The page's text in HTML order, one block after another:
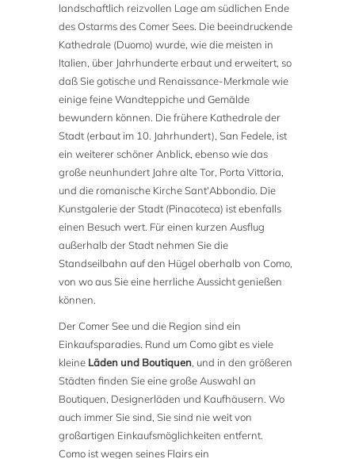
landschaftlich reizvollen Lage am südlichen Ende
des Ostarms des Comer Sees. Die beeindruckende
Kathedrale (Duomo) wurde, wie die meisten in
Italien, über Jahrhunderte erbaut und erweitert, so
daß Sie gotische und Renaissance-Merkmale wie
einige feine Wandteppiche und Gemälde
bewundern können. Die frühere Kathedrale der
Stadt (erbaut im 10. Jahrhundert), San Fedele, ist
ein weiterer schöner Anblick, ebenso wie das
große neunhundert Jahre alte Tor, Porta Vittoria,
und die romanische Kirche Sant'Abbondio. Die
Kunstgalerie der Stadt (Pinacoteca) ist ebenfalls
einen Besuch wert. Für einen kurzen Ausflug
außerhalb der Stadt nehmen Sie die
Standseilbahn auf den Hügel oberhalb von Como,
von wo aus Sie eine herrliche Aussicht genießen
können.
Der Comer See und die Region sind ein
Einkaufsparadies. Rund um Como gibt es viele
kleine Läden und Boutiquen, und in den größeren
Städten finden Sie eine große Auswahl an
Boutiquen, Designerläden und Kaufhäusern. Wo
auch immer Sie sind, Sie sind nie weit von
großartigen Einkaufsmöglichkeiten entfernt.
Como ist wegen seines Flairs ein